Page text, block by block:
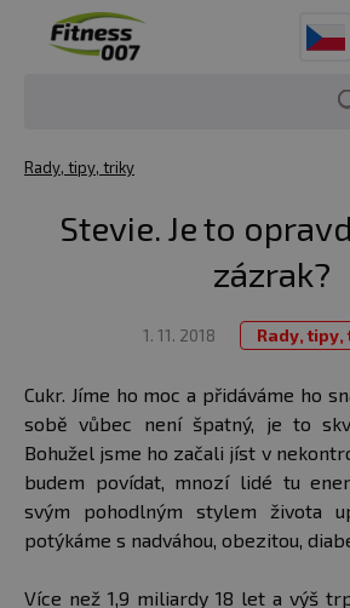
Rady, tipy, triky
Stevie. Je to
zázrak?
1. 11. 2018 Rady, tipy,
Cukr. Jíme ho moc a přidáváme ho
sobě vůbec není špatný, je to
Bohužel jsme ho začali jíst v
budem povídat, mnozí lidé tu
svým pohodlným stylem života
potýkáme s nadváhou, obezitou,
Více než 1,9 miliardy 18 let a výš